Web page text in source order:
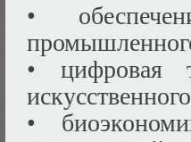
•
•
цифровая
•